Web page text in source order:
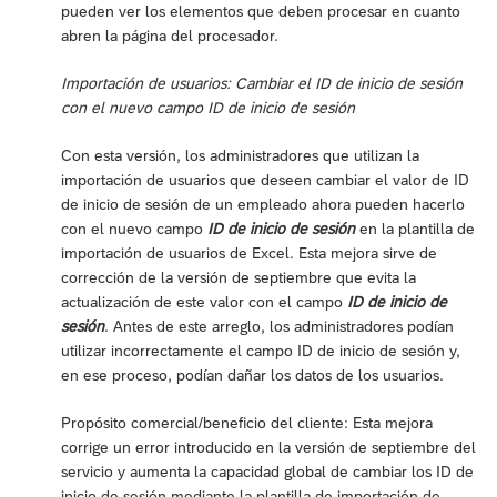
pueden ver los elementos que deben procesar en cuanto
abren la página del procesador.
Importación de usuarios: Cambiar el ID de inicio de sesión
con el nuevo campo ID de inicio de sesión
Con esta versión, los administradores que utilizan la
importación de usuarios que deseen cambiar el valor de ID
de inicio de sesión de un empleado ahora pueden hacerlo
con el nuevo campo ID de inicio de sesiónen la plantilla de
importación de usuarios de Excel. Esta mejora sirve de
corrección de la versión de septiembre que evita la
actualización de este valor con el campo ID de inicio de
sesión. Antes de este arreglo, los administradores podían
utilizar incorrectamente el campo ID de inicio de sesión y,
en ese proceso, podían dañar los datos de los usuarios.
Propósito comercial/beneficio del cliente: Esta mejora
corrige un error introducido en la versión de septiembre del
servicio y aumenta la capacidad global de cambiar los ID de